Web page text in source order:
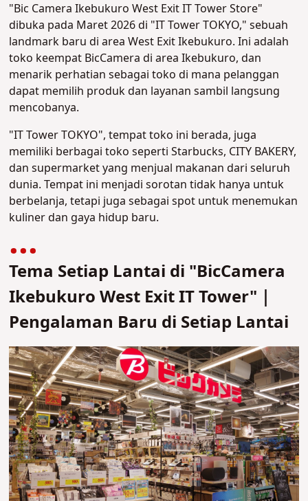
"Bic Camera Ikebukuro West Exit IT Tower Store"
dibuka pada Maret 2026 di "IT Tower TOKYO," sebuah
landmark baru di area West Exit Ikebukuro. Ini adalah
toko keempat BicCamera di area Ikebukuro, dan
menarik perhatian sebagai toko di mana pelanggan
dapat memilih produk dan layanan sambil langsung
mencobanya.
"IT Tower TOKYO", tempat toko ini berada, juga
memiliki berbagai toko seperti Starbucks, CITY BAKERY,
dan supermarket yang menjual makanan dari seluruh
dunia. Tempat ini menjadi sorotan tidak hanya untuk
berbelanja, tetapi juga sebagai spot untuk menemukan
kuliner dan gaya hidup baru.
Tema Setiap Lantai di "BicCamera
Ikebukuro West Exit IT Tower"｜
Pengalaman Baru di Setiap Lantai